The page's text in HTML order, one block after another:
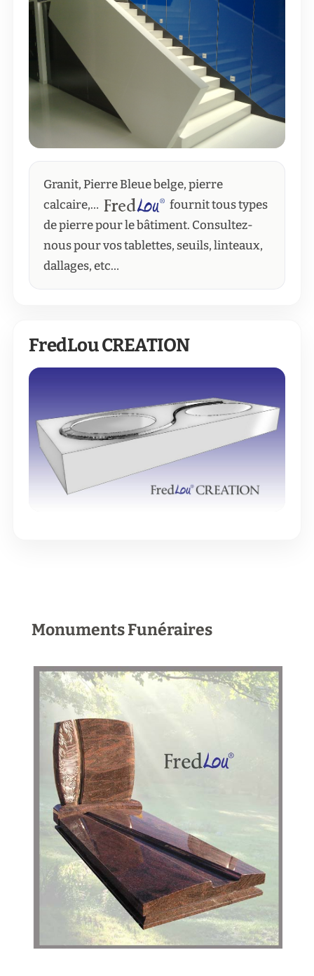
Granit, Pierre Bleue belge, pierre
calcaire,…
fournit tous types
de pierre pour le bâtiment. Consultez-
nous pour vos tablettes, seuils, linteaux,
dallages, etc…
FredLou CREATION
Monuments Funéraires